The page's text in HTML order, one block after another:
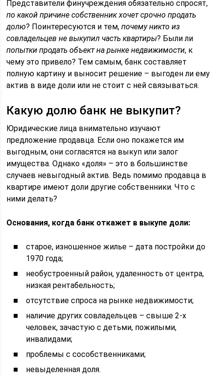
Представители финучреждения обязательно спросят,
по какой причине собственник хочет срочно продать
долю? Поинтересуются и тем,почему никто из
совладельцев не выкупил часть квартиры? Были ли
попытки продать объект на рынке недвижимости, к
чему это привело? Тем самым, банк составляет
полную картину и выносит решение – выгоден ли ему
актив в виде доли или не стоит с ней связываться.
Какую долю банк не выкупит?
Юридические лица внимательно изучают
предложение продавца. Если оно покажется им
выгодным, они согласятся на выкуп или залог
имущества. Однако «доля» – это в большинстве
случаев невыгодный актив. Ведь помимо продавца в
квартире имеют доли другие собственники. Что с
ними делать?
Основания, когда банк откажет в выкупе доли:
старое, изношенное жилье – дата постройки до
1970 года;
необустроенный район, удаленность от центра,
низкая рентабельность;
отсутствие спроса на рынке недвижимости;
наличие других совладельцев – свыше 2-х
человек, зачастую с детьми, пожилыми,
инвалидами;
проблемы с сособственниками;
невыделенная доля.